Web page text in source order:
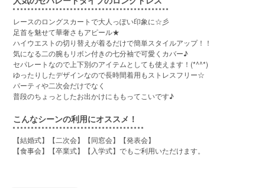
レースのロングスカートで大人っぽい印象に☆彡
足首を魅せて華奢さもアピール★
ハイウエストの切り替えが着るだけで簡単スタイルアップ！！
気になる二の腕もリボン付きの七分袖で可愛くカバー♪
セパレートなので上下別のアイテムとしても使えます！(*^^*)
ゆったりしたデザインなので長時間着用もストレスフリー☆
パーティや二次会だけでなく
普段のちょっとしたお出かけにももってこいです♪
こんなシーンの利用にオススメ！
【結婚式】【二次会】【同窓会】【発表会】
【食事会】【卒業式】【入学式】でもご利用いただけます。